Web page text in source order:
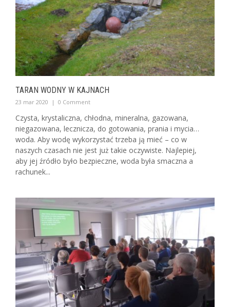
TARAN WODNY W KAJNACH
23 mar 2020 | 0 Comment
Czysta, krystaliczna, chłodna, mineralna, gazowana,
niegazowana, lecznicza, do gotowania, prania i mycia…
woda. Aby wodę wykorzystać trzeba ją mieć – co w
naszych czasach nie jest już takie oczywiste. Najlepiej,
aby jej źródło było bezpieczne, woda była smaczna a
rachunek...